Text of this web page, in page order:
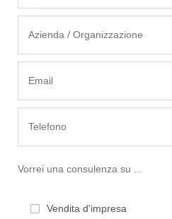
Vorrei una consulenza su ...
Vendita d'impresa